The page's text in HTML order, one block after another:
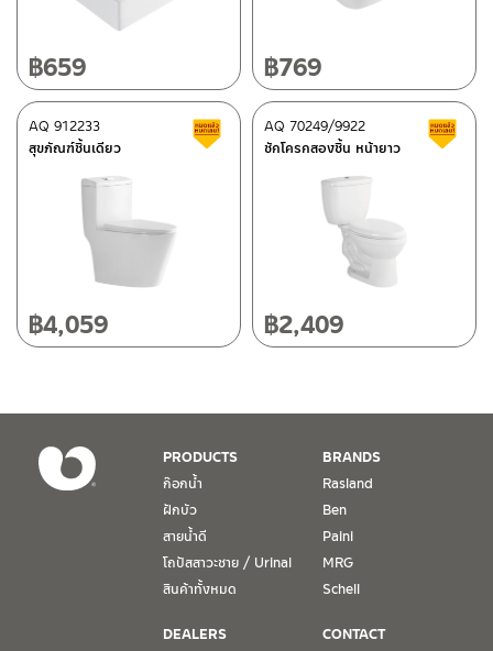
662/61-62 ถนน พระราม3 แขวงบางโพงพาง เขตยานนาวา กรุงเทพฯ
โทร: 02-358-0080 / 080-075-8668 / 091-545-0556
ศูนย์บริการและอะไหล่ เชียงใหม่
118/33 โครงการอรสิริน ม.8 ต.สันปูเลย อ.ดอยสะเก็ด เชียงใหม่
โทร: 080-075-2626
วันและเวลาทำการ
วันจันทร์ – วันศุกร์ เวลา 8:30-17:30 น.
วันเสาร์ เวลา 8:30-15:00 น.
1. การรับประกัน จะต้องมีหลักฐานการซื้อ หรือ ใบเสร็จ โดยทางบริษัทฯ
ขอตรวจสอบโดยนับวันซื้อขายเป็นสำคัญ ทางบริษัทฯ ไม่สามารถให้
เงื่อนไขการรับประกันสินค้าได้ หากไม่มีเอกสารดังกล่าว
2. การรับประกันสินค้า จะรับประกันฉพาะสินค้าที่อยู่ในสภาพการใช้งาน
ปกติ หากมีตำหนิ ชำรุด ร้าว ตกพื้น หรือสภาพภายนอกอยู่ในสภาพที่ใช้
ติดต่อ ชาญไพบูลย์ / Contact Us คลิกที่นี่
฿659 ฿769
สุขภัณฑ์ชิ้นเดียว
AQ 912233 สินค้าลดราคา เคลียร์สต็อก
฿4,059
ชักโครกสองชิ้น หน้ายาว
AQ 70249/9922
฿2,409
PRODUCTS
ก๊อกน้ำ
ฝักบัว
สายน้ำดี
โถปัสสาวะชาย / Urinal
สินค้าทั้งหมด
BRANDS
Rasland
Ben
Paini
MRG
Schell
DEALERS
CONTACT